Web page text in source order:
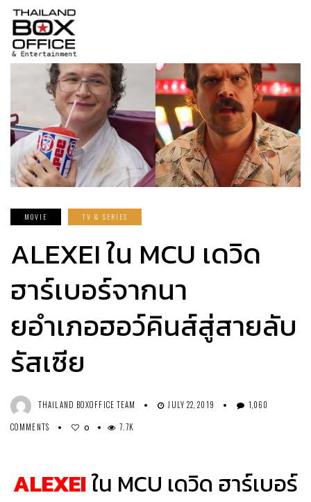
MOVIE TV & SERIES
ALEXEI ใน MCU เดวิด
ฮาร์เบอร์จากนา
ยอำเภอฮอว์คินส์สู่สายลับ
รัสเซีย
THAILAND BOXOFFICE TEAM JULY 22, 2019
1,060
COMMENTS
0 7.7K
ALEXEIใน MCU เดวิด ฮาร์เบอร์